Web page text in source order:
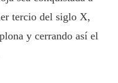
tercio del siglo X,
y cerrando así el